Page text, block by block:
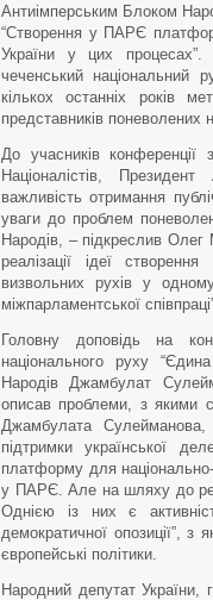
Антиімперським Блоком
“Створення у ПАРЄ
України у цих процесах”.
чеченський національний
кількох останніх років
представників поневолених
До учасників конференції
Націоналістів,
важливість отримання
уваги до проблем
Народів, – підкреслив
реалізації ідеї
визвольних рухів у
міжпарламентської
Головну доповідь на
національного руху
Народів Джамбулат
описав проблеми, з якими
Джамбулата Сулейманова,
підтримки української
платформу для
у ПАРЄ. Але на шляху до
Однією із них є
демократичної опозиції”,
європейські політики.
Народний депутат України,